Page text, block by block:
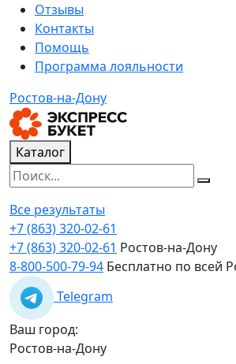
Отзывы
Контакты
Помощь
Программа лояльности
Ростов-на-Дону
Каталог
Все результаты
+7 (863) 320-02-61
+7 (863) 320-02-61 Ростов-на-Дону
8-800-500-79-94 Бесплатно по всей
Telegram
Ваш город:
Ростов-на-Дону